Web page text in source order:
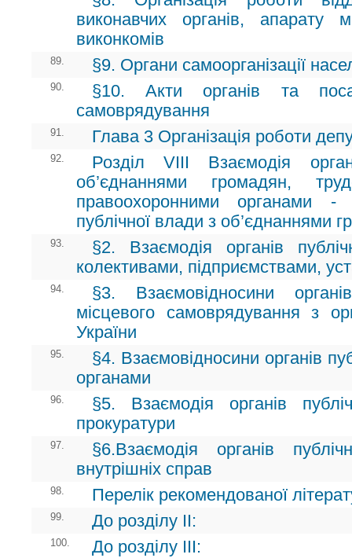
виконавчих органів, апарату
виконкомів
89. §9. Органи самоорганізації
90.
§10. Акти органів та
самоврядування
91. Глава 3 Організація роботи
92.
Розділ VIII Взаємодія
об’єднаннями громадян,
правоохоронними органами -
публічної влади з об’єднаннями
93.
§2. Взаємодія органів
колективами, підприємствами,
94.
§3. Взаємовідносини
місцевого самоврядування з
України
95.
§4. Взаємовідносини органів
органами
96.
§5. Взаємодія органів
прокуратури
97.
§6.Взаємодія органів
внутрішніх справ
98. Перелік рекомендованої
99. До розділу ІІ:
100. До розділу ІІІ: